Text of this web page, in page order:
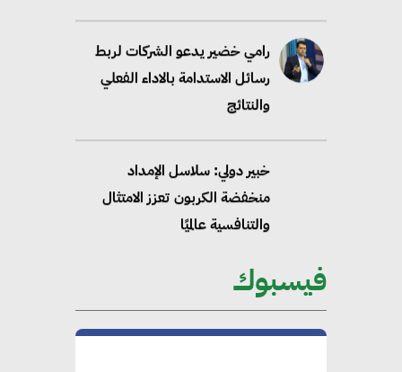
رامي خضير يدعو الشركات لربط
رسائل الاستدامة بالاداء الفعلي
والنتائج
خبير دولي: سلاسل الإمداد
منخفضة الكربون تعزز الامتثال
والتنافسية عالميًا
“وزيرة البيئة الدكتورة ياسمين
فؤاد”.. منصب رفيع يعكس المكانة
التي باتت تحتلها الكفاءات المصرية
فيسبوك